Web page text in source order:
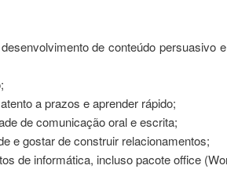
de conteúdo persuasivo
a prazos e aprender rápido;
de comunicação oral e escrita;
e gostar de construir relacionamentos;
de informática, incluso pacote office